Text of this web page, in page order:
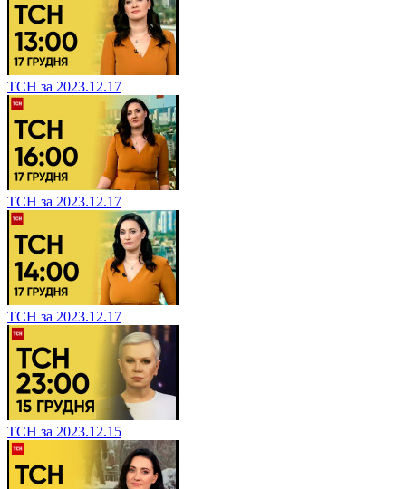
ТСН за 2023.12.17
ТСН за 2023.12.17
ТСН за 2023.12.17
ТСН за 2023.12.15